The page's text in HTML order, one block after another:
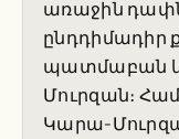
առաջին
ընդդիմադիր
պատմաբան և
Մուրզան։
Կարա-